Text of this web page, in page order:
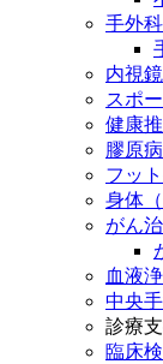
手外
内視
スポ
健康
膠原
フッ
身体
がん
血液
中央
診療
臨床